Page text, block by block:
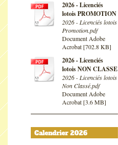
2026 - Licenciés
lotois PROMOTION
2026 - Licenciés lotois
Promotion.pdf
Document Adobe
Acrobat [702.8 KB]
2026 - Licenciés
lotois NON CLASSE
2026 - Licenciés lotois
Non Classé.pdf
Document Adobe
Acrobat [3.6 MB]
Calendrier 2026